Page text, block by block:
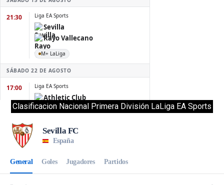
Clasificacion Nacional Primera División LaLiga EA Sports